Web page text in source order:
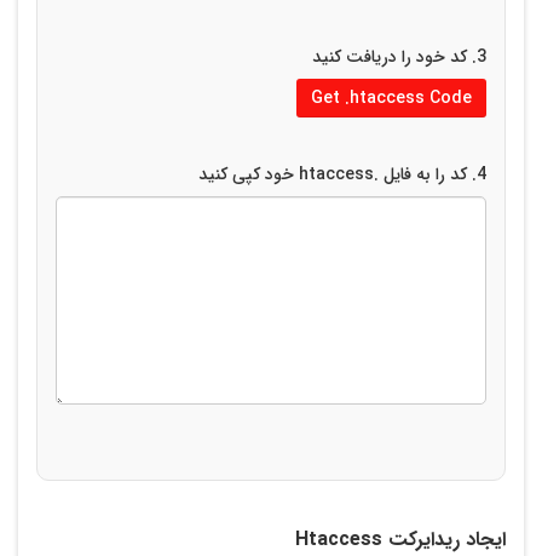
3. کد خود را دریافت کنید
Get .htaccess Code
4. کد را به فایل .htaccess خود کپی کنید
ایجاد ریدایرکت Htaccess